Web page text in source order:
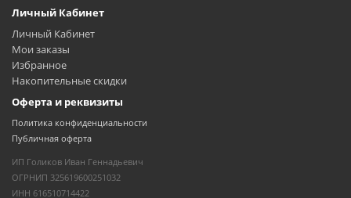
Личный Кабинет
Личный Кабинет
Мои заказы
Избранное
Накопительные скидки
Оферта и реквизиты
Политика конфиденциальности
Публичная оферта
ИП Голиков Иван Геннадьевич
ОГРНИП 325619600251032
ИНН 616510714422